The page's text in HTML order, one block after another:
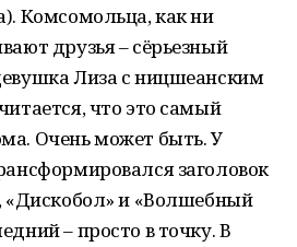
Комсомольца, как ни
друзья – сёрьезный
Лиза с ницшеанским
что это самый
Очень может быть. У
заголовок
«Дискобол» и «Волшебный
– просто в точку. В